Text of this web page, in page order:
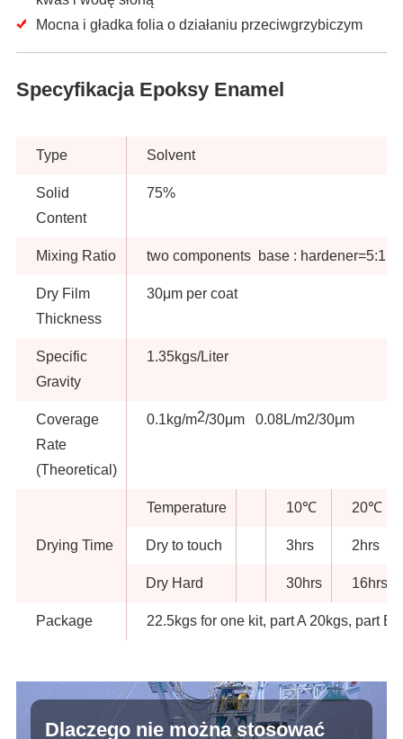
Mocna i gładka folia o działaniu przeciwgrzybiczym
Specyfikacja Epoksy Enamel
Type Solvent
Solid
Content
75%
Mixing Ratio two components base : hardener=5:1
Dry Film
Thickness
30μm per coat
Specific
Gravity
1.35kgs/Liter
Coverage
Rate
(Theoretical)
0.1kg/m2/30μm 0.08L/m2/30μm
Drying Time
Temperature 10℃ 20℃
Dry to touch 3hrs 2hrs
Dry Hard 30hrs 16hrs
Package 22.5kgs for one kit, part A 20kgs, part B
Dlaczego nie można stosować